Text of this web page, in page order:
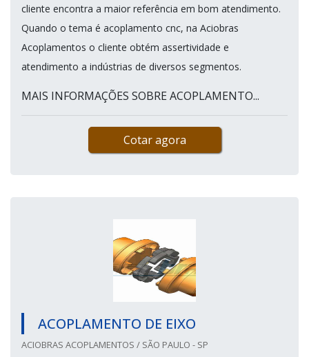
cliente encontra a maior referência em bom atendimento.
Quando o tema é acoplamento cnc, na Aciobras
Acoplamentos o cliente obtém assertividade e
atendimento a indústrias de diversos segmentos.
MAIS INFORMAÇÕES SOBRE ACOPLAMENTO...
Cotar agora
ACOPLAMENTO DE EIXO
ACIOBRAS ACOPLAMENTOS / SÃO PAULO - SP